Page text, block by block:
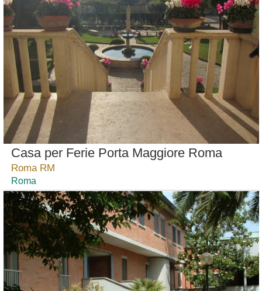
Casa per Ferie Porta Maggiore Roma
Roma RM
Roma